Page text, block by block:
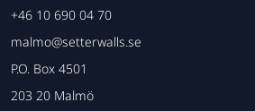
+46 10 690 04 70
malmo@setterwalls.se
P.O. Box 4501
203 20 Malmö